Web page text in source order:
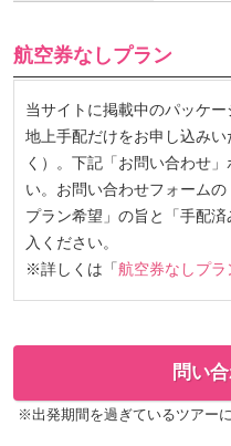
航空券なしプラン
当サイトに掲載中のパッケ
地上手配だけをお申し込み
く）。下記「お問い合わせ
い。お問い合わせフォーム
プラン希望」の旨と「手配
入ください。
※詳しくは「航空券なしプラ
問い
※出発期間を過ぎているツアー